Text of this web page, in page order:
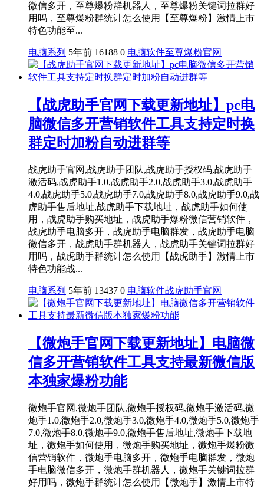
微信多开，至尊爆粉群机器人，至尊爆粉关键词拉群好
用吗，至尊爆粉群统计怎么使用【至尊爆粉】激情上市
特色功能至...
电脑系列 5年前 16188 0 电脑软件至尊爆粉官网
【战虎助手官网下载更新地址】pc电
脑微信多开营销软件工具支持定时换
群定时加粉自动进群等
战虎助手官网,战虎助手团队,战虎助手授权码,战虎助手
激活码,战虎助手1.0,战虎助手2.0,战虎助手3.0,战虎助手
4.0,战虎助手5.0,战虎助手7.0,战虎助手8.0,战虎助手9.0,战
虎助手售后地址,战虎助手下载地址，战虎助手如何使
用，战虎助手购买地址，战虎助手爆粉微信营销软件，
战虎助手电脑多开，战虎助手电脑群发，战虎助手电脑
微信多开，战虎助手群机器人，战虎助手关键词拉群好
用吗，战虎助手群统计怎么使用【战虎助手】激情上市
特色功能战...
电脑系列 5年前 13437 0 电脑软件战虎助手官网
【微炮手官网下载更新地址】电脑微
信多开营销软件工具支持最新微信版
本独家爆粉功能
微炮手官网,微炮手团队,微炮手授权码,微炮手激活码,微
炮手1.0,微炮手2.0,微炮手3.0,微炮手4.0,微炮手5.0,微炮手
7.0,微炮手8.0,微炮手9.0,微炮手售后地址,微炮手下载地
址，微炮手如何使用，微炮手购买地址，微炮手爆粉微
信营销软件，微炮手电脑多开，微炮手电脑群发，微炮
手电脑微信多开，微炮手群机器人，微炮手关键词拉群
好用吗，微炮手群统计怎么使用【微炮手】激情上市特